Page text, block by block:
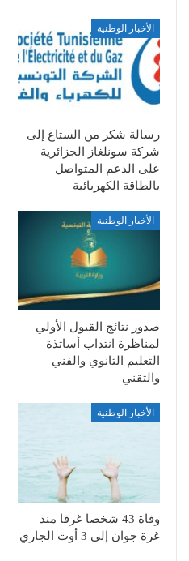
الأخبار الوطنية
رسالة شكر من الستاغ إلى
شركة سونلغاز الجزائرية
على الدعم المتواصل
بالطاقة الكهربائية
الأخبار الوطنية
صدور نتائج القبول الأولي
لمناظرة انتداب أساتذة
التعليم الثانوي والفني
والتقني
الأخبار الوطنية
وفاة 43 شخصا غرقا منذ
غرة جوان إلى 3 أوت الجاري